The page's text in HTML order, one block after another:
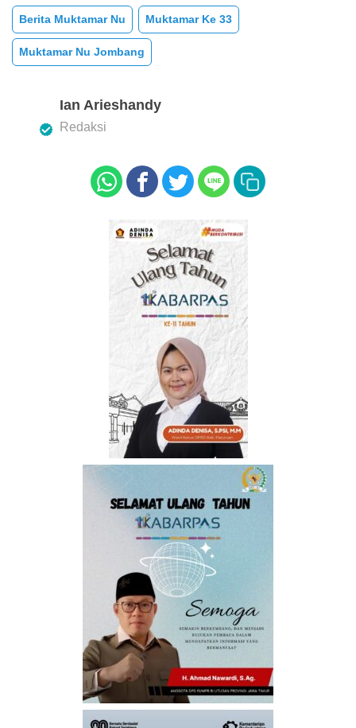
c
e
b
o
k
tt
er
at
s
A
p
Berita Muktamar Nu Muktamar Ke 33
Muktamar Nu Jombang
Ian Arieshandy
Redaksi